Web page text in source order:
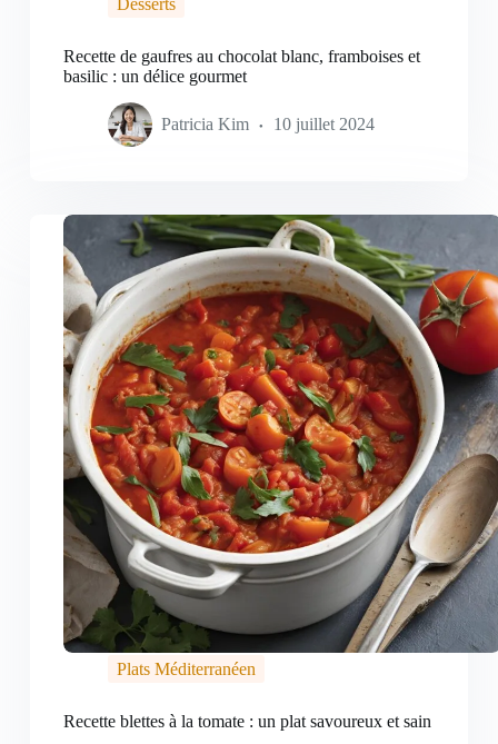
Recette de gaufres au chocolat blanc, framboises et
basilic : un délice gourmet
Patricia Kim 10 juillet 2024
Plats Méditerranéen
Recette blettes à la tomate : un plat savoureux et sain